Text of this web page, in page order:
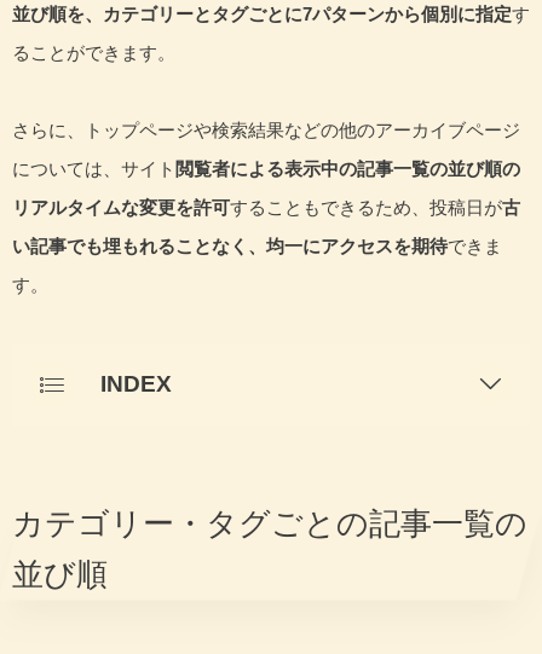
並び順を、カテゴリーとタグごとに7パターンから個別に指定す
ることができます。
さらに、トップページや検索結果などの他のアーカイブページ
については、サイト 閲覧者による表示中の記事一覧の並び順の
リアルタイムな変更を許可することもできるため、投稿日が古
い記事でも埋もれることなく、均一にアクセスを期待できま
す。
INDEX
並べ替えを許可するアーカイブタイプの指定
カテゴリー・タグごとの記事一覧の
並び順